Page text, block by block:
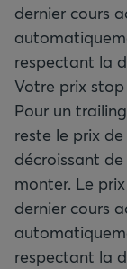
dernier cours
respectant la
Votre prix
Pour un
reste le prix
décroissant
monter. Le
dernier cours
respectant la